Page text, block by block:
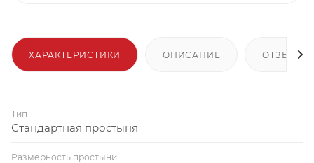
ХАРАКТЕРИСТИКИ ОПИСАНИЕ ОТЗЫВЫ
Тип
Стандартная простыня
Размерность простыни